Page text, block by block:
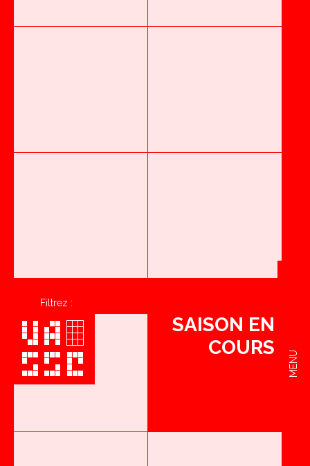
Filtrez :
MENU
SAISON EN
COURS